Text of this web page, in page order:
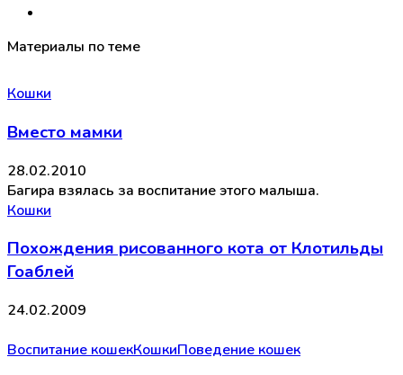
Материалы по теме
Кошки
Вместо мамки
28.02.2010
Багира взялась за воспитание этого малыша.
Кошки
Похождения рисованного кота от Клотильды
Гоаблей
24.02.2009
Воспитание кошекКошкиПоведение кошек